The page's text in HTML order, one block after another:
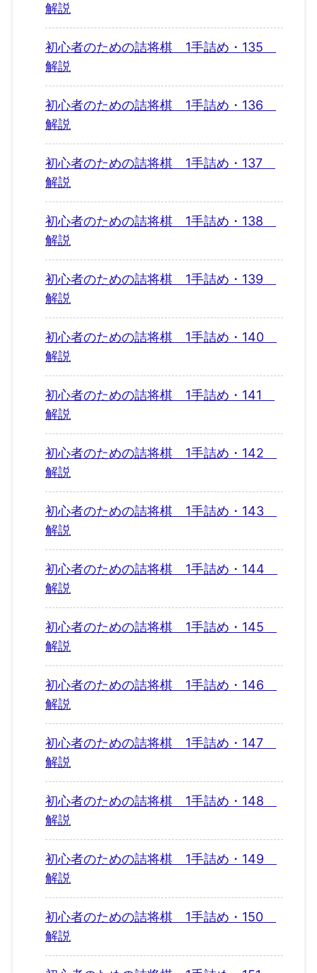
解説
初心者のための詰将棋 1手詰め・135
解説
初心者のための詰将棋 1手詰め・136
解説
初心者のための詰将棋 1手詰め・137
解説
初心者のための詰将棋 1手詰め・138
解説
初心者のための詰将棋 1手詰め・139
解説
初心者のための詰将棋 1手詰め・140
解説
初心者のための詰将棋 1手詰め・141
解説
初心者のための詰将棋 1手詰め・142
解説
初心者のための詰将棋 1手詰め・143
解説
初心者のための詰将棋 1手詰め・144
解説
初心者のための詰将棋 1手詰め・145
解説
初心者のための詰将棋 1手詰め・146
解説
初心者のための詰将棋 1手詰め・147
解説
初心者のための詰将棋 1手詰め・148
解説
初心者のための詰将棋 1手詰め・149
解説
初心者のための詰将棋 1手詰め・150
解説